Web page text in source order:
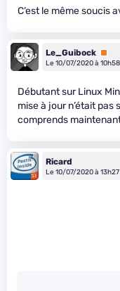
C’est le même soucis
Le_Guibock
Le 10/07/2020 à 10h58
Débutant sur Linux
mise à jour n’était pas
comprends
Ricard
Le 10/07/2020 à 13h27